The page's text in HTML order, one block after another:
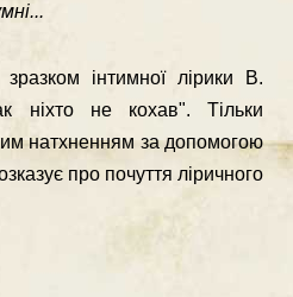
інтимної лірики В.
ніхто не кохав". Тільки
на­тхненням за допомогою
про почуття ліричного